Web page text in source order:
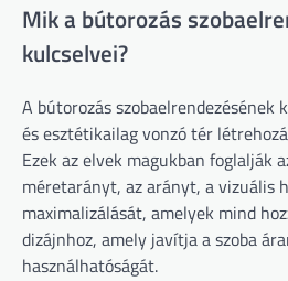
Mik a bútorozás
kulcselvei?
A bútorozás szobaelrendezésének
és esztétikailag vonzó tér
Ezek az elvek magukban foglalják
méretarányt, az arányt, a vizuális
maximalizálását, amelyek mind
dizájnhoz, amely javítja a szoba
használhatóságát.